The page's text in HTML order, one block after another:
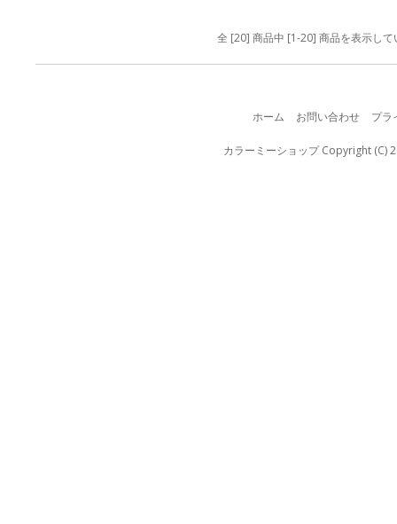
全 [20] 商品中 [1-20] 商品を表示して
ホーム お問い合わせ プラ
カラーミーショップCopyright (C)